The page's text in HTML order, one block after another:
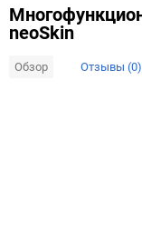
neoSkin
Обзор Отзывы (0)